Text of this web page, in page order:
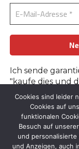
Ich sende
"kaufe dies und
Erfahre mehr in der
Cookies sind leider
Cookies auf
funktionalen
Besuch auf
und
und Anzeigen, auch